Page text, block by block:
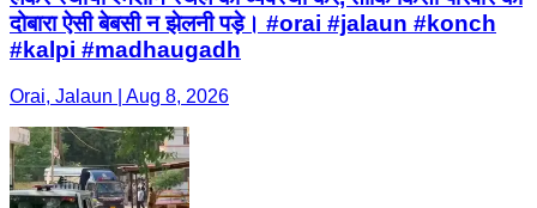
दोबारा ऐसी बेबसी न झेलनी पड़े। #orai #jalaun #konch
#kalpi #madhaugadh
Orai, Jalaun | Aug 8, 2026